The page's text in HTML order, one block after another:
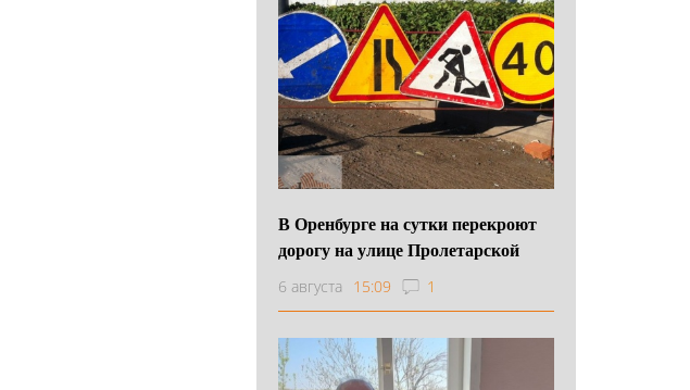
В Оренбурге на сутки перекроют
дорогу на улице Пролетарской
6 августа 15:09 1